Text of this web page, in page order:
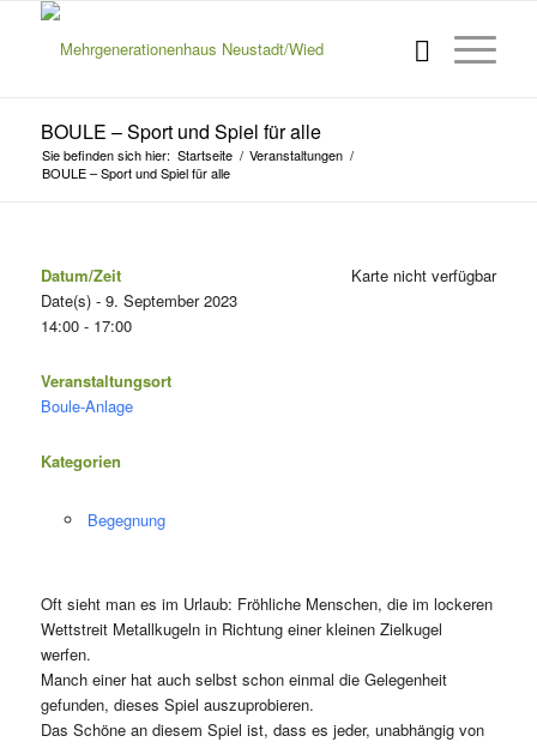
BOULE – Sport und Spiel für alle
Sie befinden sich hier: Startseite / Veranstaltungen /
BOULE – Sport und Spiel für alle
Karte nicht verfügbar
Datum/Zeit
Date(s) - 9. September 2023
14:00 - 17:00
Veranstaltungsort
Boule-Anlage
Kategorien
Begegnung
Oft sieht man es im Urlaub: Fröhliche Menschen, die im lockeren
Wettstreit Metallkugeln in Richtung einer kleinen Zielkugel
werfen.
Manch einer hat auch selbst schon einmal die Gelegenheit
gefunden, dieses Spiel auszuprobieren.
Das Schöne an diesem Spiel ist, dass es jeder, unabhängig von